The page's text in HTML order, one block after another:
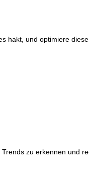
hakt, und optimiere
zu erkennen und